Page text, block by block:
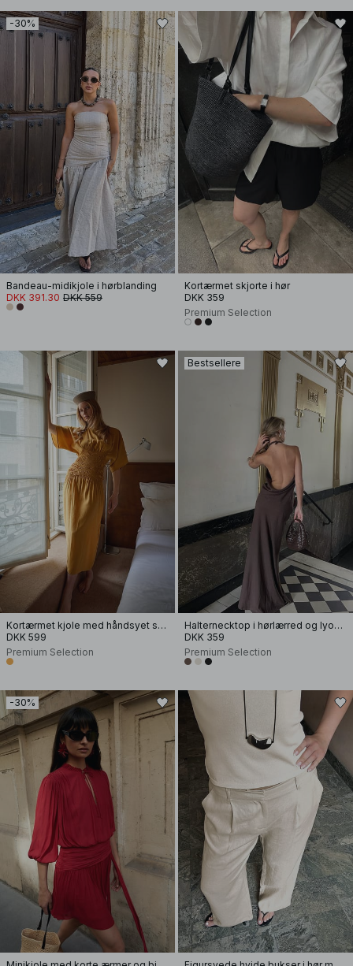
-30%
Bandeau-midikjole i hørblanding
DKK 391.30 DKK 559
Kortærmet skjorte i hør
DKK 359
Premium Selection
Kortærmet kjole med håndsyet smock
DKK 599
Premium Selection
Bestsellere
Halternecktop i hørlærred og lyocellblanding
DKK 359
Premium Selection
-30%